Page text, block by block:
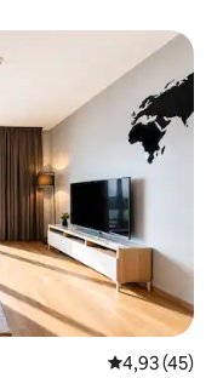
4,93 de
4,93 (45)